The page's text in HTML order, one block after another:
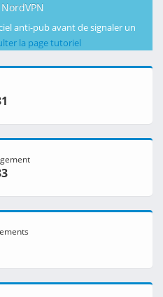
anti-pub avant de signaler un
la page tutoriel